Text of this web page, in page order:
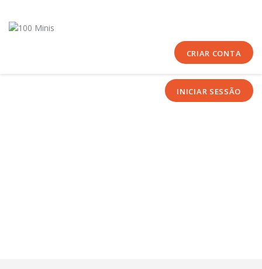
CRIAR CONTA
INICIAR SESSÃO
Sobre Nós